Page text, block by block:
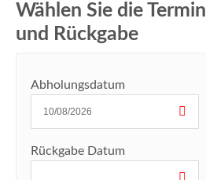
Wählen Sie die
und Rückgabe
Abholungsdatum
Rückgabe Datum